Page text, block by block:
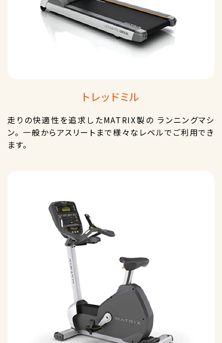
トレッドミル
走りの快適性を追求したMATRIX製の ランニングマシ
ン。 一般からアスリートまで様々なレベルでご利用でき
ます。